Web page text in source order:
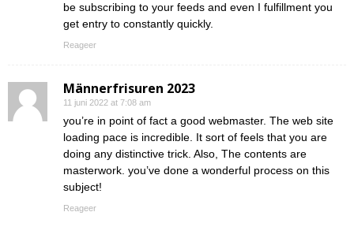
be subscribing to your feeds and even I fulfillment you
get entry to constantly quickly.
Reageer
Männerfrisuren 2023
11 juni 2022 at 7:08 am
you’re in point of fact a good webmaster. The web site
loading pace is incredible. It sort of feels that you are
doing any distinctive trick. Also, The contents are
masterwork. you’ve done a wonderful process on this
subject!
Reageer